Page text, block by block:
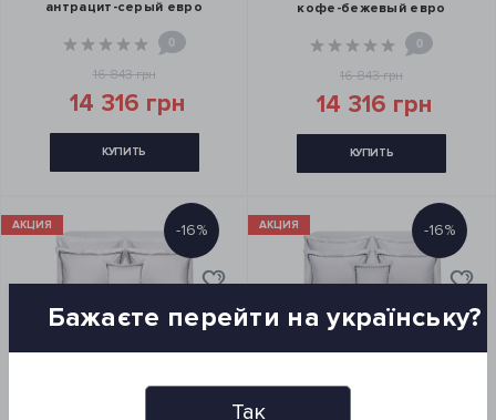
антрацит-серый евро
0
16 843 грн
14 316 грн
КУПИТЬ
кофе-бежевый евро
0
16 843 грн
14 316 грн
КУПИТЬ
АКЦИЯ -16% АКЦИЯ -16%
Бажаєте перейти на українську?
Так